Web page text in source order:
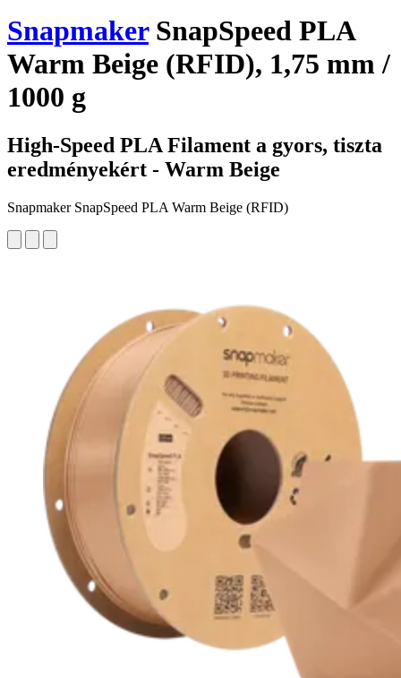
SnapmakerSnapSpeed PLA
Warm Beige (RFID), 1,75 mm /
1000 g
High-Speed PLA Filament a gyors, tiszta
eredményekért - Warm Beige
Snapmaker SnapSpeed PLA Warm Beige (RFID)